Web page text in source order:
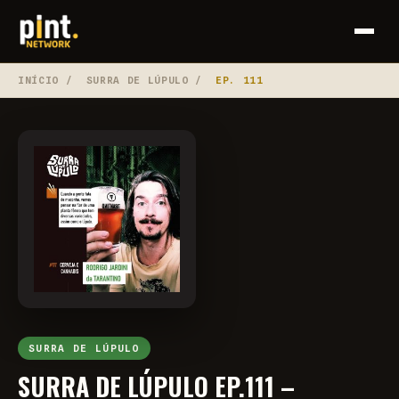
INÍCIO / SURRA DE LÚPULO / EP. 111
SURRA DE LÚPULO
SURRA DE LÚPULO EP.111 –